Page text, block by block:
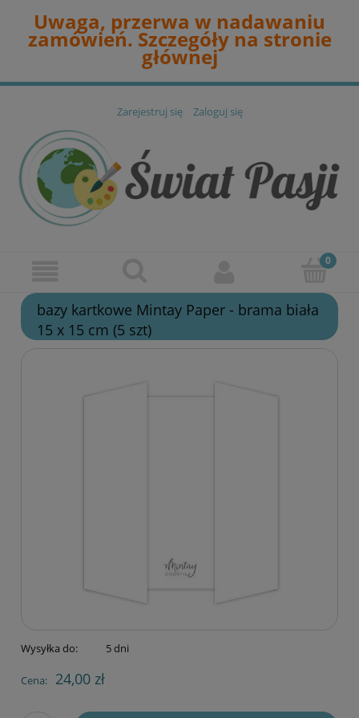
Uwaga, przerwa w nadawaniu
zamówień. Szczegóły na stronie
głównej
Zarejestruj się Zaloguj się
bazy kartkowe Mintay Paper - brama biała
15 x 15 cm (5 szt)
Wysyłka do: 5 dni
Cena: 24,00 zł